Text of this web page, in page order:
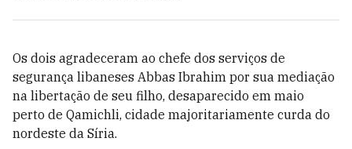
Os dois agradeceram ao chefe dos serviços de
segurança libaneses Abbas Ibrahim por sua mediação
na libertação de seu filho, desaparecido em maio
perto de Qamichli, cidade majoritariamente curda do
nordeste da Síria.